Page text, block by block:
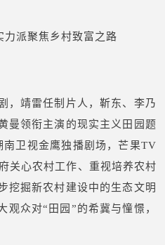
，靖雷任制片人，靳东、李乃
曼领衔主演的现实主义田园题
卫视金鹰独播剧场，芒果TV
关心农村工作、重视培养农村
挖掘新农村建设中的生态文明
众对“田园”的希冀与憧憬，